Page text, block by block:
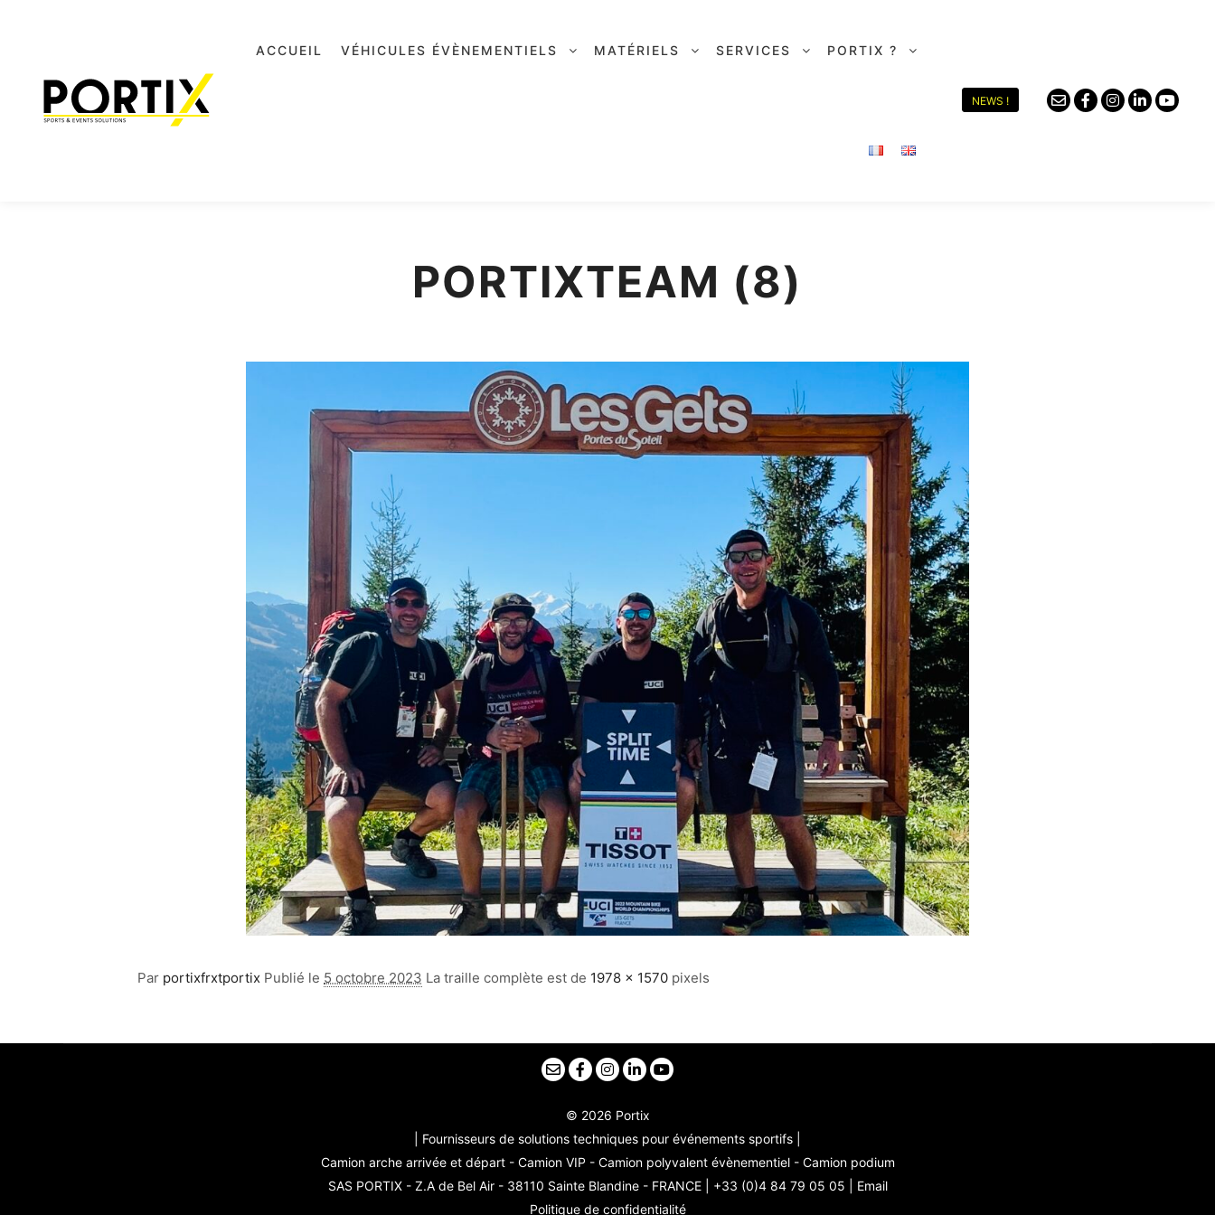
ACCUEIL VÉHICULES ÉVÈNEMENTIELS MATÉRIELS SERVICES PORTIX ?
NEWS !
PORTIXTEAM (8)
Par portixfrxtportix Publié le 5 octobre 2023 La traille complète est de 1978 × 1570 pixels
© 2026 Portix
| Fournisseurs de solutions techniques pour événements sportifs |
Camion arche arrivée et départ - Camion VIP - Camion polyvalent évènementiel - Camion podium
SAS PORTIX - Z.A de Bel Air - 38110 Sainte Blandine - FRANCE | +33 (0)4 84 79 05 05 | Email
Politique de confidentialité